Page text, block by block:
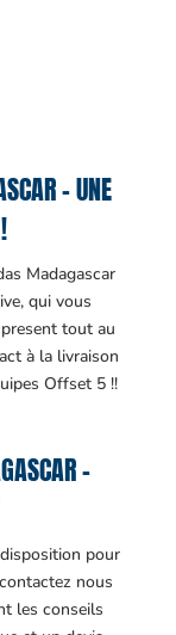
– UNE
Madagascar
qui vous
tout au
à la livraison
Offset 5 !!
–
pour
nous
les conseils